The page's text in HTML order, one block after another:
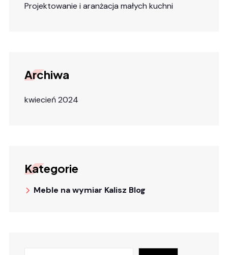
Projektowanie i aranżacja małych kuchni
Archiwa
kwiecień 2024
Kategorie
Meble na wymiar Kalisz Blog